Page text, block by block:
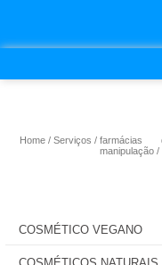
Home Serviços
farmácias
manipulação
COSMÉTICO VEGANO